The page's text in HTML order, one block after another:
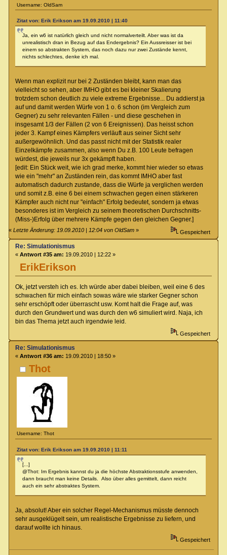
Username: OldSam
Zitat von: Erik Erikson am 19.09.2010 | 11:40
Ja, ein w6 ist natürlich gleich und nicht normalverteilt. Aber was ist da
unrealistisch dran in Bezug auf das Endergebnis? Ein Aussreisser ist bei
einem so abstrakten System, das noch dazu nur zwei Zustände kennt,
nichts schlechtes, denke ich mal.
Wenn man explizit nur bei 2 Zuständen bleibt, kann man das
vielleicht so sehen, aber IMHO gibt es bei kleiner Skalierung
trotzdem schon deutlich zu viele extreme Ergebnisse... Du addierst ja
auf und damit werden Würfe von 1 o. 6 schon (im Vergleich zum
Gegner) zu sehr relevanten Fällen - und diese geschehen in
insgesamt 1/3 der Fällen (2 von 6 Ereignissen). Das heisst schon
jeder 3. Kampf eines Kämpfers verläuft aus seiner Sicht sehr
außergewöhnlich. Und das passt nicht mit der Statistik realer
Einzelkämpfe zusammen, also wenn Du z.B. 100 Leute befragen
würdest, die jeweils nur 3x gekämpft haben.
[edit: Ein Stück weit, wie ich grad merke, kommt hier wieder so etwas
wie ein "mehr" an Zuständen rein, das kommt IMHO aber fast
automatisch dadurch zustande, dass die Würfe ja verglichen werden
und somit z.B. eine 6 bei einem schwachen gegen einen stärkeren
Kämpfer auch nicht nur "einfach" Erfolg bedeutet, sondern ja etwas
besonderes ist im Vergleich zu seinem theoretischen Durchschnitts-
(Miss-)Erfolg über mehrere Kämpfe gegen den gleichen Gegner.]
«Letzte Änderung: 19.09.2010 | 12:04 von OldSam » Gespeichert
ErikErikson
Re: Simulationismus
« Antwort #35 am: 19.09.2010 | 12:22 »
Ok, jetzt versteh ich es. Ich würde aber dabei bleiben, weil eine 6 des
schwachen für mich einfach sowas wäre wie starker Gegner schon
sehr erschöpft oder überrascht usw. Komt halt die Frage auf, was
durch den Grundwert und was durch den w6 simuliert wird. Naja, ich
bin das Thema jetzt auch irgendwie leid.
Gespeichert
Thot
Username: Thot
Re: Simulationismus
« Antwort #36 am: 19.09.2010 | 18:50 »
Zitat von: Erik Erikson am 19.09.2010 | 11:11
[...]
@Thot: Im Ergebnis kannst du ja die höchste Abstraktionsstufe anwenden,
dann braucht man keine Details. Also über alles gemittelt, dann reicht
auch ein sehr abstraktes System.
Ja, absolut! Aber ein solcher Regel-Mechanismus müsste dennoch
sehr ausgeklügelt sein, um realistische Ergebnisse zu liefern, und
darauf wollte ich hinaus.
Gespeichert